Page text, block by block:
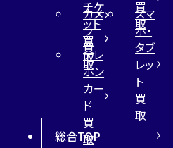
チケ
ット
買
取
買
取
カメ
ラ
買
取
スマ
ホ・
タブ
レッ
ト
買
取
テレ
ホン
カー
ド
買
取
総合TOP